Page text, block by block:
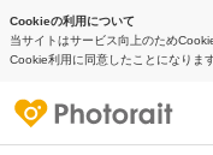
Cookieの利用について
当サイトはサービス向上のため
Cookie利用に同意したことになりま